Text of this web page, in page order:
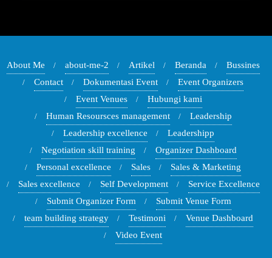
About Me about-me-2 Artikel Beranda
Bussines
Contact
Dokumentasi Event
Event Organizers
Event Venues
Hubungi kami
Human Resoursces management
Leadership
Leadership excellence
Leadershipp
Negotiation skill training
Organizer Dashboard
Personal excellence
Sales
Sales & Marketing
Sales excellence
Self Development
Service Excellence
Submit Organizer Form
Submit Venue Form
team building strategy
Testimoni
Venue Dashboard
Video Event